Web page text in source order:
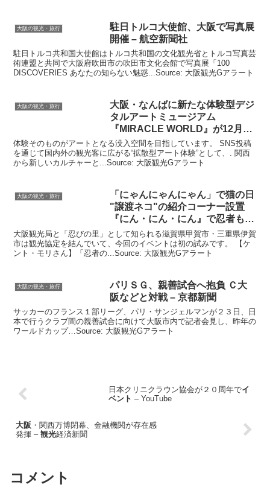
大阪の観光・旅行 駐日トルコ大使館、 大阪で写真展
開催 – 航空新聞社
駐日トルコ共和国大使館はトルコ共和国の文化観光省とトルコ写真芸
術連盟と共同で大阪府吹田市の吹田市文化会館で写真展「100
DISCOVERIES あなたの知らない魅惑...Source: 大阪観光Gアラート
大阪の観光・旅行 大阪 ・なんばに新たな体験型デジ
タルアートミュージアム
『MIRACLE WORLD』が12月5
日(金)に …
体験そのものがアートとなる没入空間を目指しています。 SNS投稿
を通じて国内外の観光客に広がる“拡散型アート体験”として、. 関西
から新しいカルチャーと...Source: 大阪観光Gアラート
大阪の観光・旅行
「にゃんにゃんにゃん」で猫の日
"譲渡ネコ"の紹介コーナー設置
『にん・にん・にん』で忍者も登
場
大阪観光局と「忍びの里」として知られる滋賀県甲賀市・三重県伊賀
市は観光協定を結んでいて、今回のイベントは初の試みです。 【ケ
ント・モリさん】「忍者の...Source: 大阪観光Gアラート
大阪の観光・旅行 パリＳＧ、親善試合へ抱負 Ｃ 大
阪などと対戦 – 京都新聞
サッカーのフランス１部リーグ、パリ・サンジェルマンが２３日、日
本で行うクラブ間の親善試合に向けて大阪市内で記者会見し、昨年の
ワールドカップ…Source: 大阪観光Gアラート
日本クリニクラウン協会が２０周年でイ
ベント – YouTube
大阪 ・関西万博閉幕、金融機関が存在感
発揮 – 観光経済新聞
コメント